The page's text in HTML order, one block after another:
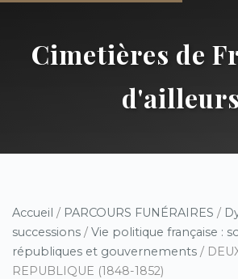
Cimetières de
d'ailleurs
Accueil / PARCOURS FUNÉRAIRES /
successions / Vie politique française :
républiques et gouvernements /
REPUBLIQUE (1848-1852)